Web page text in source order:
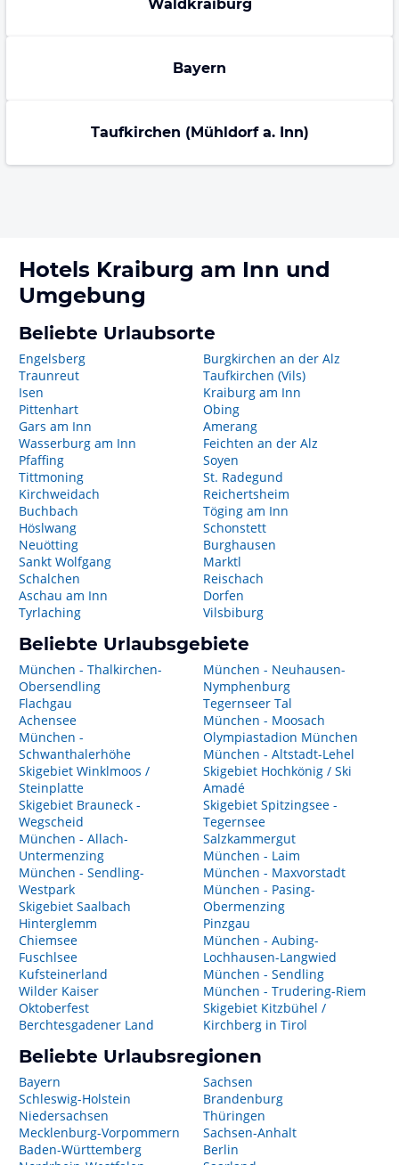
Waldkraiburg
Bayern
Taufkirchen (Mühldorf a. Inn)
Hotels Kraiburg am Inn und
Umgebung
Beliebte Urlaubsorte
Engelsberg
Traunreut
Isen
Pittenhart
Gars am Inn
Wasserburg am Inn
Pfaffing
Tittmoning
Kirchweidach
Buchbach
Höslwang
Neuötting
Sankt Wolfgang
Schalchen
Aschau am Inn
Tyrlaching
Burgkirchen an der Alz
Taufkirchen (Vils)
Kraiburg am Inn
Obing
Amerang
Feichten an der Alz
Soyen
St. Radegund
Reichertsheim
Töging am Inn
Schonstett
Burghausen
Marktl
Reischach
Dorfen
Vilsbiburg
Beliebte Urlaubsgebiete
München - Thalkirchen-
Obersendling
Flachgau
Achensee
München -
Schwanthalerhöhe
Skigebiet Winklmoos /
Steinplatte
Skigebiet Brauneck -
Wegscheid
München - Allach-
Untermenzing
München - Sendling-
Westpark
Skigebiet Saalbach
Hinterglemm
Chiemsee
Fuschlsee
Kufsteinerland
Wilder Kaiser
Oktoberfest
Berchtesgadener Land
München - Neuhausen-
Nymphenburg
Tegernseer Tal
München - Moosach
Olympiastadion München
München - Altstadt-Lehel
Skigebiet Hochkönig / Ski
Amadé
Skigebiet Spitzingsee -
Tegernsee
Salzkammergut
München - Laim
München - Maxvorstadt
München - Pasing-
Obermenzing
Pinzgau
München - Aubing-
Lochhausen-Langwied
München - Sendling
München - Trudering-Riem
Skigebiet Kitzbühel /
Kirchberg in Tirol
Beliebte Urlaubsregionen
Bayern
Schleswig-Holstein
Niedersachsen
Mecklenburg-Vorpommern
Baden-Württemberg
Sachsen
Brandenburg
Thüringen
Sachsen-Anhalt
Berlin